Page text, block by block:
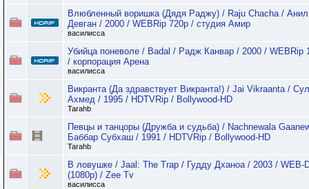
Влюбленный воришка (Дядя Раджу) / Raju Chacha / Анил
Девган / 2000 / WEBRip 720p / студия Амир
василисса
Убийца поневоле / Badal / Радж Канвар / 2000 / WEBRip
/ корпорация Арена
василисса
Викранта (Да здравствует Викранта!) / Jai Vikraanta /
Ахмед / 1995 / HDTVRip / Bollywood-HD
Tarahb
Певцы и танцоры (Дружба и судьба) / Nachnewala
Баббар Субхаш / 1991 / HDTVRip / Bollywood-HD
Tarahb
В ловушке / Jaal: The Trap / Гудду Дханоа / 2003 / WEB-
(1080p) / Zee Tv
василисса